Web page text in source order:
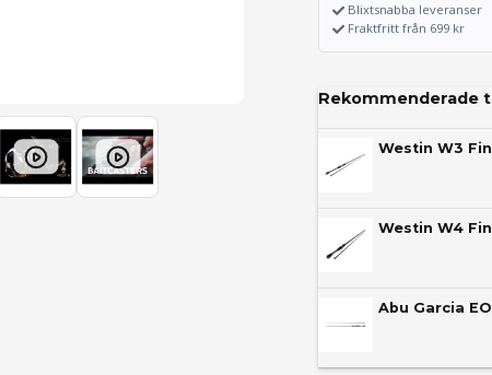
Blixtsnabba leveranser
Fraktfritt från 699 kr
Rekommenderade
Westin W3
Abu Garcia